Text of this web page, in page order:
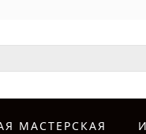
МАСТЕРСКАЯ